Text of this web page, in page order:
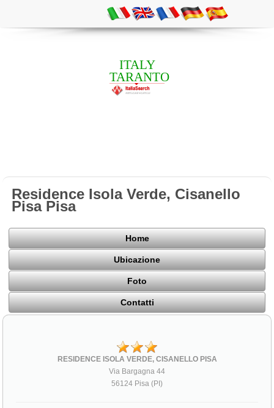
ITALY
TARANTO
Residence Isola Verde, Cisanello
Pisa Pisa
Home
Ubicazione
Foto
Contatti
RESIDENCE ISOLA VERDE, CISANELLO PISA
Via Bargagna 44
56124 Pisa (PI)